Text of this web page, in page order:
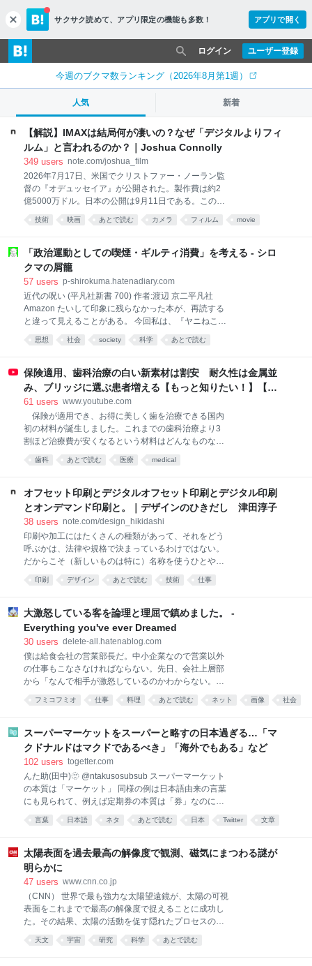
c
l
o
s
サクサク読めて、 アプリ限定の機能も多数！ アプリで開く
ユーザー登録
ログイン
今週のブクマ数ランキング（2026年8月第1週）
人気 新着
【解説】IMAXは結局何が凄いの？なぜ「デジタルよりフィ
ルム」と言われるのか？｜Joshua Connolly
349 users note.com/joshua_film
2026年7月17日、米国でクリストファー・ノーラン監
督の『オデュッセイア』が公開された。製作費は約2
億5000万ドル。日本の公開は9月11日である。この映
画には、映画史上「初」の肩書きがひとつ付いてい
る。全編がIMAXフィルムカメラで撮影された、史上最
う技術が衆人の元でデビューしたのは1970年、大阪万
博の富士グループパビリオンだったというのはご存知
だろうか。そこで上映された『Tiger Child』が世界初
た、しかもフィルムという過去の技術が、2026年のい
ま、業界最高額クラスの超大作を丸ごと任されてい
る。スマホですら8K動画が撮れる時代に、なぜだろう
か？ 思えば、「大作を観るならやっぱりIMAXで」と
技術 映画 あとで読む カメラ フィルム movie
「政治運動としての喫煙・ギルティ消費」を考える - シロ
クマの屑籠
57 users p-shirokuma.hatenadiary.com
近代の呪い (平凡社新書 700) 作者:渡辺 京二平凡社
Amazon たいして印象に残らなかった本が、再読する
と違って見えることがある。 今回私は、『ヤニねこ』
や『ドカ食いダイスキ！もちづきさん』を思い出しな
がら上掲新書を再読し、前と違う印象を得た。 衛生化
（否、そうではない） この『近代の呪い』という本
は、そのタイトルどおり近代という時代、近代という
体制に対してけっこう手厳しい感じの本だ。近代社会
由、前近代の民衆にとって好ましく、お偉いさんのい
うことをきかなくても済んだ部分までもが容赦のない
中央集権化や社会契約化によってかき消されていく様
子なども批判的に書いている。国民のひとりひとりが
か、みたいなことま
思想 社会 society 科学 あとで読む
保険適用、歯科治療の白い新素材は割安 耐久性は金属並
み、ブリッジに選ぶ患者増える【もっと知りたい！】【グ
ッド！モーニング】(2026年8月3日)
61 users www.youtube.com
保険が適用でき、お得に美しく歯を治療できる国内
初の材料が誕生しました。これまでの歯科治療より3
割ほど治療費が安くなるという材料はどんなものなの
でしょうか。 ■歯科技工士の負担軽減に まるで本物
の歯のような自然な白さ。実はこれ、樹脂製のブロッ
高知に本社を構える歯科材料メーカーです。
YAMAKIN 加藤喬大主席研究員 「材料の中心、補強
材料としてガラス繊維製で作られた芯棒を配置してい
るところ。4年間にわたり研究開発、辛抱しながら開
発したという両方を合わせてSHIN－BOW（シンボ
ー）という製品名になっている。歯を失った場合、保
険で白い歯でブリッジが製作可能」 ブリッジ治療と
は、虫歯などで歯を失った場合、その両隣の歯を土台
す。その
歯科 あとで読む 医療 medical
オフセット印刷とデジタルオフセット印刷とデジタル印刷
とオンデマンド印刷と。｜デザインのひきだし 津田淳子
38 users note.com/design_hikidashi
印刷や加工にはたくさんの種類があって、それをどう
呼ぶかは、法律や規格で決まっているわけではない。
だからこそ（新しいものは特に）名称を使うひとや会
社によって違っていたりもする。それが混乱のもとに
なることもあるので、私なりに整理をしてみたいと思
仲間たちについて説明しよう。 オフセット印刷とは？
オフセット印刷はよく聞く名前だと思う。多くの場合
は、PS版と呼ばれる平らな版を使って印刷する手法の
になんで刷れるの？ と思うかもしれないが、これは
平たい版の表面を親油性と親水性とに性質を分けるこ
とで、親油性の部分にのみインキがついて、絵柄や文
字を印刷できるのだ。 今、さらっと「平版印刷とも呼
た場合には、平版印刷を
印刷 デザイン あとで読む 技術 仕事
大激怒している客を論理と理屈で鎮めました。 -
Everything you've ever Dreamed
30 users delete-all.hatenablog.com
僕は給食会社の営業部長だ。中小企業なので営業以外
の仕事もこなさなければならない。先日、会社上層部
から「なんで相手が激怒しているのかわからない。何
とかしてくれ」と泣きつかれて後処理を任された。
「あなたが相手から嫌われているだけでは？」という
の悪いことは聞こえないみたいだ。話を聞くと、クレ
ーム対応で向かった客先で理不尽なほど激烈に怒られ
たらしい。 問題はS県で給食業務を受託している施設
に通ってなくて赤いままだったのだ。施設利用者に届
く前の検食で発覚したので実害はなかった。指摘され
てその場で謝罪、ただちに調理し直して提供した。施
設からは原因の究明と対応策を求められた。ところが
対応がなされないなら解約も考える
フミコフミオ 仕事 料理 あとで読む ネット 画像 社会
スーパーマーケットをスーパーと略すの日本過ぎる…「マ
クドナルドはマクドであるべき」「海外でもある」など
102 users togetter.com
んた助(田中)🫥 @ntakusosubsub スーパーマーケット
の本質は「マーケット」 同様の例は日本語由来の言葉
にも見られて、例えば定期券の本質は「券」なのに
「定期」と略される 「マーケット」や「券」は他にも
色々あるので、区別するために特徴的な「スーパー」
2026-07-30 18:42:16
言葉 日本語 ネタ あとで読む 日本 Twitter 文章
太陽表面を過去最高の解像度で観測、磁気にまつわる謎が
明らかに
47 users www.cnn.co.jp
（CNN） 世界で最も強力な太陽望遠鏡が、太陽の可視
表面をこれまでで最高の解像度で捉えることに成功し
た。その結果、太陽の活動を促す隠れたプロセスの存
在が明らかになった。 科学者たちは、ハワイ・マウイ
島の火山ハレアカラ山頂近くに設置された米国立科学
天文 宇宙 研究 科学 あとで読む